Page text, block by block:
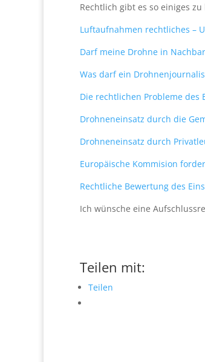
Rechtlich gibt es so einiges
Luftaufnahmen rechtliches –
Darf meine Drohne in
Was darf ein
Die rechtlichen Probleme des
Drohneneinsatz durch die
Drohneneinsatz durch
Europäische Kommision
Rechtliche Bewertung des
Ich wünsche eine
Teilen mit:
Teilen